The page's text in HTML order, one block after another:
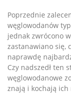
Poprzednie
węglowodanów
jednak zwrócono
zastanawiano się,
naprawdę
Czy nadszedł ten
węglowodanowe
znają i kochają ich